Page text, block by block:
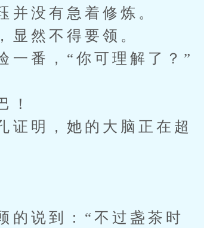
没有急着修炼。
然不得要领。
番，“你可理解了？”
！
明，她的大脑正在超
说到：“不过盏茶时